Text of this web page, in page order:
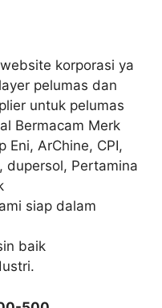
korporasi ya
pelumas dan
untuk pelumas
Bermacam Merk
Eni, ArChine, CPI,
dupersol, Pertamina
siap dalam
baik